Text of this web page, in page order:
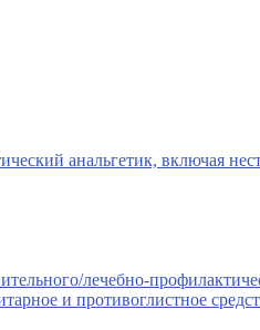
анальгетик, включая
лечебно-
и противоглистное